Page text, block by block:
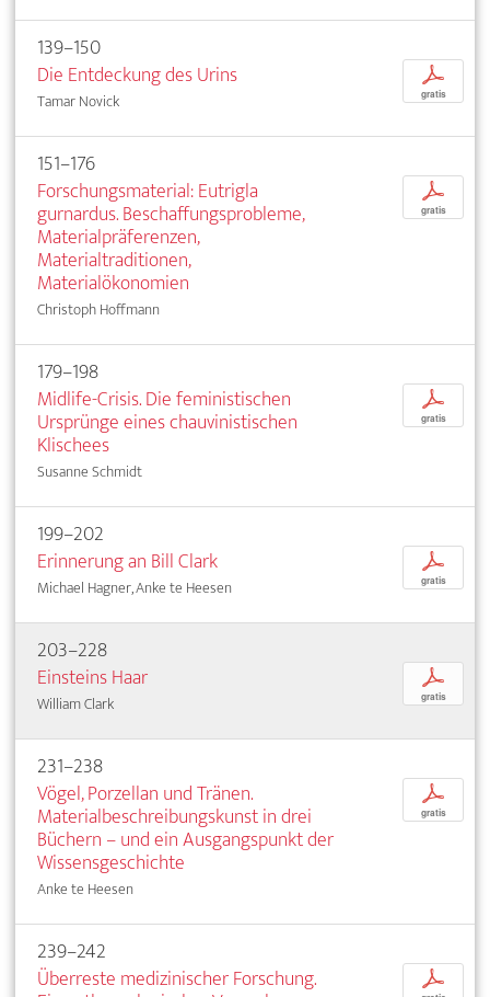
139–150
Die Entdeckung des Urins
Tamar Novick
p
gratis
151–176
Forschungsmaterial: Eutrigla
gurnardus. Beschaffungsprobleme,
Materialpräferenzen,
Materialtraditionen,
Materialökonomien
Christoph Hoffmann
p
gratis
179–198
Midlife-Crisis. Die feministischen
Ursprünge eines chauvinistischen
Klischees
Susanne Schmidt
p
gratis
199–202
Erinnerung an Bill Clark
Michael Hagner, Anke te Heesen
p
gratis
203–228
Einsteins Haar
William Clark
p
gratis
231–238
Vögel, Porzellan und Tränen.
Materialbeschreibungskunst in drei
Büchern – und ein Ausgangspunkt der
Wissensgeschichte
Anke te Heesen
p
gratis
239–242
Überreste medizinischer Forschung.
p